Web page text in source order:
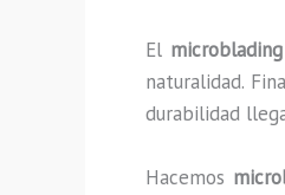
El
naturalidad.
durabilidad
Hacemos